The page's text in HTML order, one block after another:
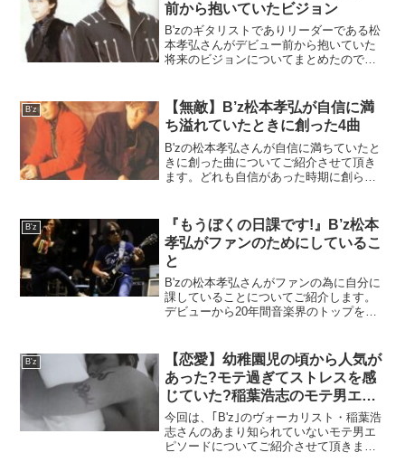
前から抱いていたビジョン
B'zのギタリストでありリーダーである松
本孝弘さんがデビュー前から抱いていた
将来のビジョンについてまとめたので詳
B'z
【無敵】B’z松本孝弘が自信に満
ち溢れていたときに創った4曲
B'zの松本孝弘さんが自信に満ちていたと
きに創った曲についてご紹介させて頂き
ます。どれも自信があった時期に創られ
B'z
『もうぼくの日課です!』B’z松本
孝弘がファンのためにしているこ
と
B'zの松本孝弘さんがファンの為に自分に
課していることについてご紹介します。
デビューから20年間音楽界のトップを走
B'z
【恋愛】幼稚園児の頃から人気が
あった?モテ過ぎてストレスを感
じていた?稲葉浩志のモテ男エピ
ソードについて
今回は、｢B'z｣のヴォーカリスト・稲葉浩
志さんのあまり知られていないモテ男エ
ピソードについてご紹介させて頂きま